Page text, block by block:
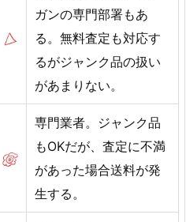
ガンの専門部署もあ
る。無料査定も対応す
るがジャンク品の扱い
があまりない。
専門業者。ジャンク品
もOKだが、査定に不満
があった場合送料が発
生する。